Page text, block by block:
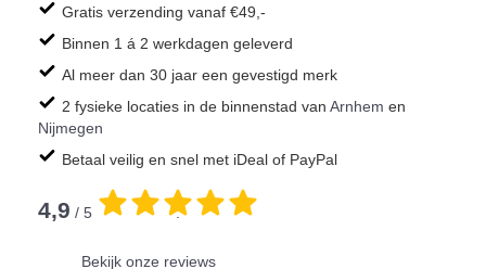
Gratis verzending vanaf €49,-
Binnen 1 á 2 werkdagen geleverd
Al meer dan 30 jaar een gevestigd merk
2 fysieke locaties in de binnenstad van Arnhem en
Nijmegen
Betaal veilig en snel met iDeal of PayPal
4,9 / 5 .
Bekijk onze reviews